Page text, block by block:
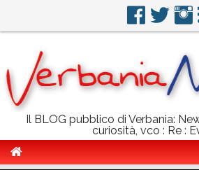
Il BLOG pubblico di Verbania:
curiosità, vco : Re :